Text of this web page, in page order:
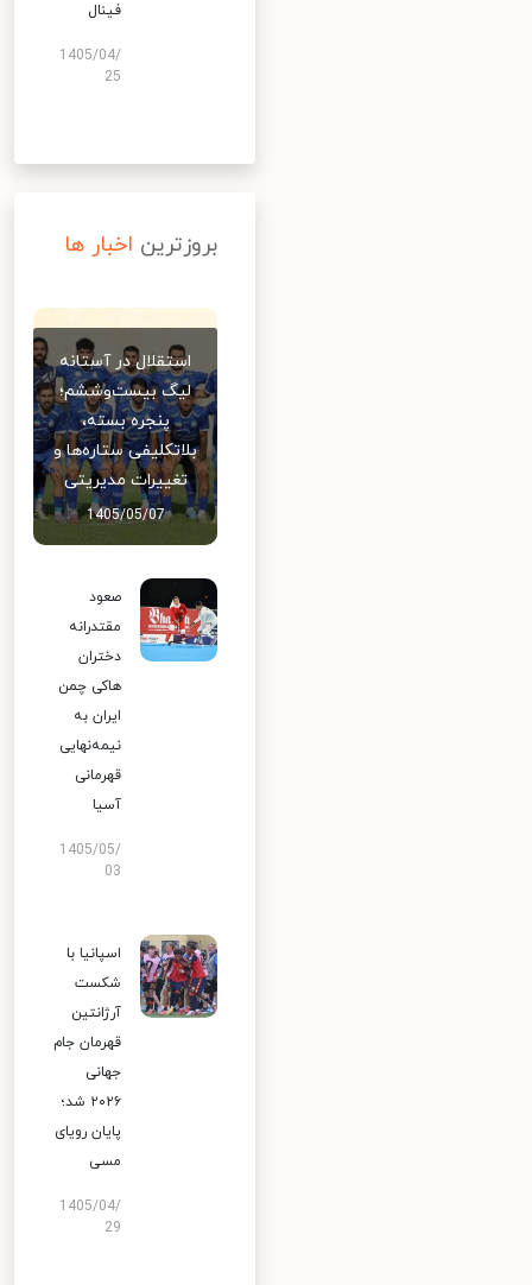
فینال
1405/04/
25
بروزترین اخبار ها
استقلال در آستانه
لیگ بیست‌وششم؛
پنجره بسته،
بلاتکلیفی ستاره‌ها و
تغییرات مدیریتی
1405/05/07
صعود
مقتدرانه
دختران
هاکی چمن
ایران به
نیمه‌نهایی
قهرمانی
آسیا
1405/05/
03
اسپانیا با
شکست
آرژانتین
قهرمان جام
جهانی
۲۰۲۶ شد؛
پایان رویای
مسی
1405/04/
29